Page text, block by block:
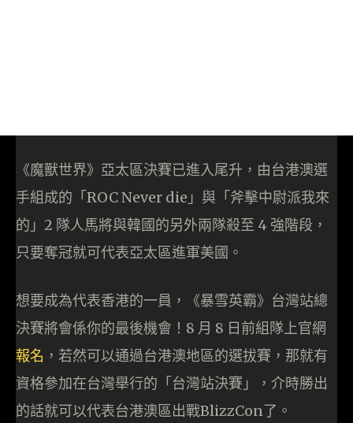
《魔獸世界》亞太區決賽已進入尾升，由台港澳選
手組成的「ROC Never die」與「斧擊中尉派我來
的」2 隊人馬將與韓國的另外兩隊殺至 4 強階段，
只要奪冠就可代表亞太區進軍美國。
想要成為代表香港的一員，《暴雪英霸》台灣站總
決賽將會係你的最後機會！8 月 8 日前組隊上官網
報名 ，若然可以通過台港澳地區的選拔賽，那就有
資格參加在台灣舉行的「台灣站決賽」，介時勝出
的話就可以代表台港澳區出戰BlizzCon了。